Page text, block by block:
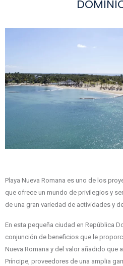
Playa Nueva Romana es uno de los
que ofrece un mundo de privilegios y
de una gran variedad de actividades y
En esta pequeña ciudad en República
conjunción de beneficios que le
Nueva Romana y del valor añadido que
Príncipe, proveedores de una amplia